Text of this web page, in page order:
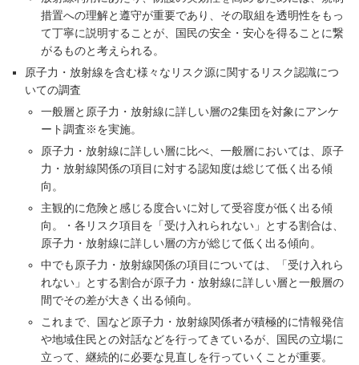
措置への理解と遵守が重要であり、その取組を透明性をもっ
て丁寧に説明することが、国民の安全・安心を得ることに繋
がるものと考えられる。
原子力・放射線を含む様々なリスク源に関するリスク認識につ
いての調査
一般層と原子力・放射線に詳しい層の2集団を対象にアンケ
ート調査※を実施。
原子力・放射線に詳しい層に比べ、一般層においては、原子
力・放射線関係の項目に対する認知度は総じて低く出る傾
向。
主観的に危険と感じる度合いに対して受容度が低く出る傾
向。・各リスク項目を「受け入れられない」とする割合は、
原子力・放射線に詳しい層の方が総じて低く出る傾向。
中でも原子力・放射線関係の項目については、「受け入れら
れない」とする割合が原子力・放射線に詳しい層と一般層の
間でその差が大きく出る傾向。
これまで、国など原子力・放射線関係者が積極的に情報発信
や地域住民との対話などを行ってきているが、国民の立場に
立って、継続的に必要な見直しを行っていくことが重要。